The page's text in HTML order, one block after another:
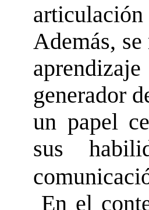
Además,
generador
un papel
sus
En el